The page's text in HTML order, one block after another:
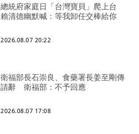
總統府家庭日「台灣寶貝」爬上台
賴清德幽默喊：等我卸任交棒給你
2026.08.07 20:22
衛福部長石崇良、食藥署長姜至剛傳
請辭 衛福部：不予回應
2026.08.07 17:08